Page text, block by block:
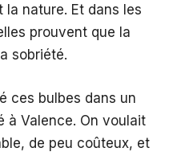
la nature. Et dans les
prouvent que la
sobriété.
ces bulbes dans un
à Valence. On voulait
de peu coûteux, et